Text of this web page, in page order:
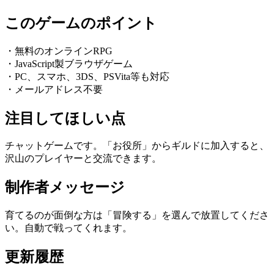
このゲームのポイント
・無料のオンラインRPG
・JavaScript製ブラウザゲーム
・PC、スマホ、3DS、PSVita等も対応
・メールアドレス不要
注目してほしい点
チャットゲームです。「お役所」からギルドに加入すると、
沢山のプレイヤーと交流できます。
制作者メッセージ
育てるのが面倒な方は「冒険する」を選んで放置してくださ
い。自動で戦ってくれます。
更新履歴